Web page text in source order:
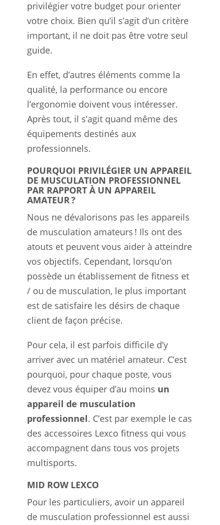
privilégier votre budget pour orienter
votre choix. Bien qu’il s’agit d’un critère
important, il ne doit pas être votre seul
guide.
En effet, d’autres éléments comme la
qualité, la performance ou encore
l’ergonomie doivent vous intéresser.
Après tout, il s’agit quand même des
équipements destinés aux
professionnels.
POURQUOI PRIVILÉGIER UN APPAREIL
DE MUSCULATION PROFESSIONNEL
PAR RAPPORT À UN APPAREIL
AMATEUR ?
Nous ne dévalorisons pas les appareils
de musculation amateurs ! Ils ont des
atouts et peuvent vous aider à atteindre
vos objectifs. Cependant, lorsqu’on
possède un établissement de fitness et
/ ou de musculation, le plus important
est de satisfaire les désirs de chaque
client de façon précise.
Pour cela, il est parfois difficile d’y
arriver avec un matériel amateur. C’est
pourquoi, pour chaque poste, vous
devez vous équiper d’au moins un
appareil de musculation
professionnel. C’est par exemple le cas
des accessoires Lexco fitness qui vous
accompagnent dans tous vos projets
multisports.
MID ROW LEXCO
Pour les particuliers, avoir un appareil
de musculation professionnel est aussi